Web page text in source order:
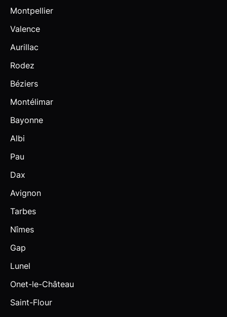
Montpellier
Valence
Aurillac
Rodez
Béziers
Montélimar
Bayonne
Albi
Pau
Dax
Avignon
Tarbes
Nîmes
Gap
Lunel
Onet-le-Château
Saint-Flour